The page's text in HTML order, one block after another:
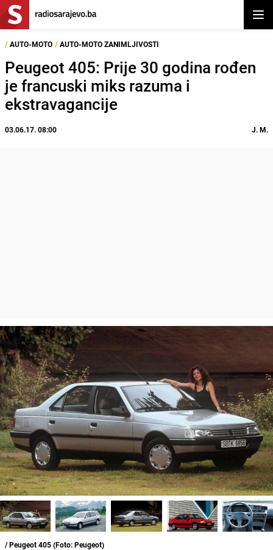
/ AUTO-MOTO / AUTO-MOTO ZANIMLJIVOSTI
Peugeot 405: Prije 30 godina rođen
je francuski miks razuma i
ekstravagancije
03.06.17. 08:00 J. M.
/ Peugeot 405 (Foto: Peugeot)